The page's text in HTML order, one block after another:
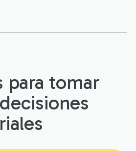
para tomar